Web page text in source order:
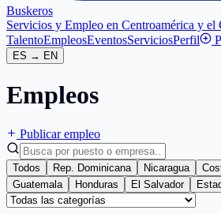
Buskeros
Servicios y Empleo en Centroamérica y el
TalentoEmpleosEventosServiciosPerfil
ES → EN
Empleos
Publicar empleo
Todos Rep. Dominicana Nicaragua
Guatemala
Honduras El Salvador